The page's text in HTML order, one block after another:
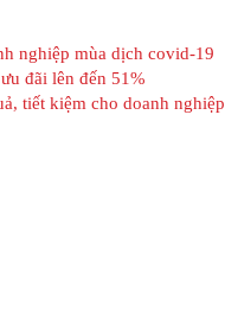
nghiệp mùa dịch covid-19
đãi lên đến 51%
tiết kiệm cho doanh nghiệp